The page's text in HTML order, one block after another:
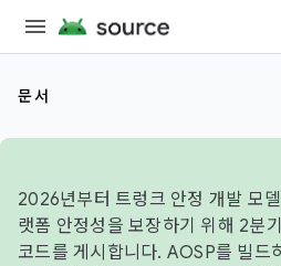
문서
2026년부터 트렁크 안정 개발 모
랫폼 안정성을 보장하기 위해 2분
코드를 게시합니다. AOSP를 빌드